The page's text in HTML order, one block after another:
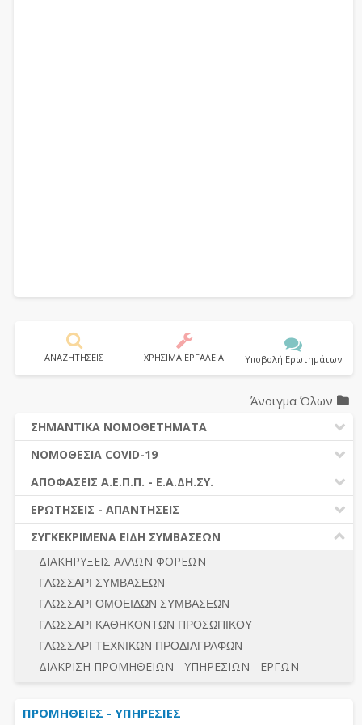
ΑΝΑΖΗΤΗΣΕΙΣ ΧΡΗΣΙΜΑ ΕΡΓΑΛΕΙΑ Υποβολή Ερωτημάτων
Άνοιγμα Όλων
ΣΗΜΑΝΤΙΚΑ ΝΟΜΟΘΕΤΗΜΑΤΑ
ΔΗΜΟΣΙΕΣ ΣΥΜΒΑΣΕΙΣ (Ν. 4412/2016)
ΔΗΜΟΤΙΚΟΣ ΚΩΔΙΚΑΣ (Ν.3463/2006)
ΚΑΛΛΙΚΡΑΤΗΣ (Ν.3852/2010)
ΝΟΜΟΘΕΣΙΑ - ΝΟΜΟΛΟΓΙΑ (ΣΥΝΟΛΟ)
ΝΟΜΟΘΕΣΙΑ COVID-19
ΝΟΜΟΘΕΣΙΑ - ΝΟΜΟΛΟΓΙΑ COVID -19
ΕΡΩΤΗΣΕΙΣ - ΑΠΑΝΤΗΣΕΙΣ
ΑΠΟΦΑΣΕΙΣ Α.Ε.Π.Π. - Ε.Α.ΔΗ.ΣΥ.
ΠΡΟΔΙΚΑΣΤΙΚΗ ΠΡΟΣΦΥΓΗ
ΓΕΝΙΚΟΙ ΚΑΝΟΝΕΣ
ΔΙΚΑΙΟΥΜΕΝΟΙ ΣΥΜΜΕΤΟΧΗΣ
ΠΡΟΣΦΟΡΕΣ – ΔΙΚΑΙΟΛΟΓΗΤΙΚΑ ΣΥΜΜΕΤΟΧΗΣ
ΔΙΕΞΑΓΩΓΗ ΔΙΑΔΙΚΑΣΙΑΣ
ΕΣΗΔΗΣ – ΚΗΜΔΗΣ
ΠΕΡΙΛΗΨΕΙΣ ΑΠΟΦΑΣΕΩΝ Α.Ε.Π.Π. - Ε.Α.ΔΗ.ΣΥ.
ΣΥΝΟΛΟ
ΕΡΩΤΗΣΕΙΣ - ΑΠΑΝΤΗΣΕΙΣ
Ν. 4782/2021 - ΤΡΟΠΟΠΟΙΗΣΗ 4412/2016
ΔΙΕΞΑΓΩΓΗ ΔΙΑΔΙΚΑΣΙΑΣ
ΔΙΑΔΙΚΑΣΙΕΣ ΑΝΑΘΕΣΗΣ
ΓΕΝΙΚΟΙ ΚΑΝΟΝΕΣ
ΠΡΟΕΤΟΙΜΑΣΙΑ - ΔΗΜΟΣΙΟΤΗΤΑ
ΛΟΓΟΙ ΑΠΟΚΛΕΙΣΜΟΥ-ΔΙΚΑΙΟΥΜΕΝΟΙ ΣΥΜΜΕΤΟΧΗΣ
ΠΡΟΣΦΟΡΕΣ - ΔΙΚΑΙΟΛΟΓΗΤΙΚΑ ΣΥΜΜΕΤΟΧΗΣ
ΣΥΓΚΕΚΡΙΜΕΝΑ ΕΙΔΗ ΣΥΜΒΑΣΕΩΝ
ΔΙΑΚΗΡΥΞΕΙΣ ΑΛΛΩΝ ΦΟΡΕΩΝ
ΓΛΩΣΣΑΡΙ ΣΥΜΒΑΣΕΩΝ
ΓΛΩΣΣΑΡΙ ΟΜΟΕΙΔΩΝ ΣΥΜΒΑΣΕΩΝ
ΓΛΩΣΣΑΡΙ ΚΑΘΗΚΟΝΤΩΝ ΠΡΟΣΩΠΙΚΟΥ
ΓΛΩΣΣΑΡΙ ΤΕΧΝΙΚΩΝ ΠΡΟΔΙΑΓΡΑΦΩΝ
ΔΙΑΚΡΙΣΗ ΠΡΟΜΗΘΕΙΩΝ - ΥΠΗΡΕΣΙΩΝ - ΕΡΓΩΝ
ΠΡΟΜΗΘΕΙΕΣ - ΥΠΗΡΕΣΙΕΣ